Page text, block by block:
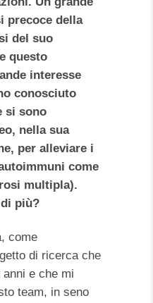
precoce della
del suo
questo
interesse
conosciuto
si sono
nella sua
per alleviare i
come
multipla).
più?
come
di ricerca che
e che mi
team, in seno